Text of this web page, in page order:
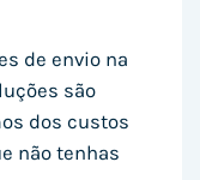
de envio na
são
dos custos
não tenhas